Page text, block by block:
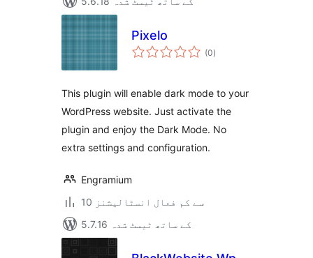
Pixelo
(0مجموعی
درجہ
)
This plugin will enable dark mode to your
WordPress website. Just activate the
plugin and enjoy the Dark Mode. No
extra settings and configuration.
Engramium
10 سے کم فعال انسٹالیشنز
5.7.16 کے ساتھ ٹیسٹ شدہ